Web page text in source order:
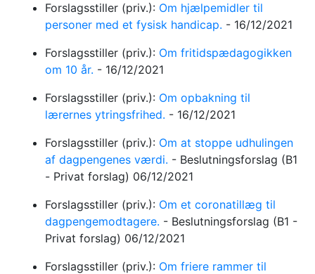
Forslagsstiller (priv.): Om hjælpemidler til
personer med et fysisk handicap. - 16/12/2021
Forslagsstiller (priv.): Om fritidspædagogikken
om 10 år. - 16/12/2021
Forslagsstiller (priv.): Om opbakning til
lærernes ytringsfrihed. - 16/12/2021
Forslagsstiller (priv.): Om at stoppe udhulingen
af dagpengenes værdi. - Beslutningsforslag (B1
- Privat forslag) 06/12/2021
Forslagsstiller (priv.): Om et coronatillæg til
dagpengemodtagere. - Beslutningsforslag (B1 -
Privat forslag) 06/12/2021
Forslagsstiller (priv.): Om friere rammer til